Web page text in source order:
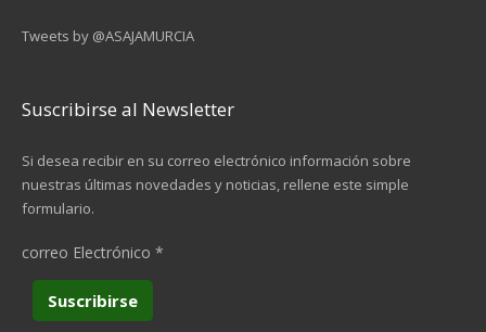
Tweets by @ASAJAMURCIA
Suscribirse al Newsletter
Si desea recibir en su correo electrónico información sobre
nuestras últimas novedades y noticias, rellene este simple
formulario.
correo Electrónico *